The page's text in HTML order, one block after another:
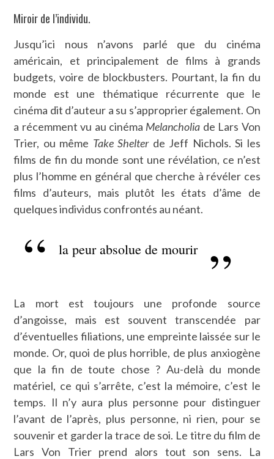
Miroir de l’individu.
Jusqu’ici nous n’avons parlé que du cinéma
américain, et principalement de films à grands
budgets, voire de blockbusters. Pourtant, la fin du
monde est une thématique récurrente que le
cinéma dit d’auteur a su s’approprier également. On
a récemment vu au cinéma Melancholia de Lars Von
Trier, ou même Take Shelter de Jeff Nichols. Si les
films de fin du monde sont une révélation, ce n’est
plus l’homme en général que cherche à révéler ces
films d’auteurs, mais plutôt les états d’âme de
quelques individus confrontés au néant.
la peur absolue de mourir
La mort est toujours une profonde source
d’angoisse, mais est souvent transcendée par
d’éventuelles filiations, une empreinte laissée sur le
monde. Or, quoi de plus horrible, de plus anxiogène
que la fin de toute chose ? Au-delà du monde
matériel, ce qui s’arrête, c’est la mémoire, c’est le
temps. Il n’y aura plus personne pour distinguer
l’avant de l’après, plus personne, ni rien, pour se
souvenir et garder la trace de soi. Le titre du film de
Lars Von Trier prend alors tout son sens. La